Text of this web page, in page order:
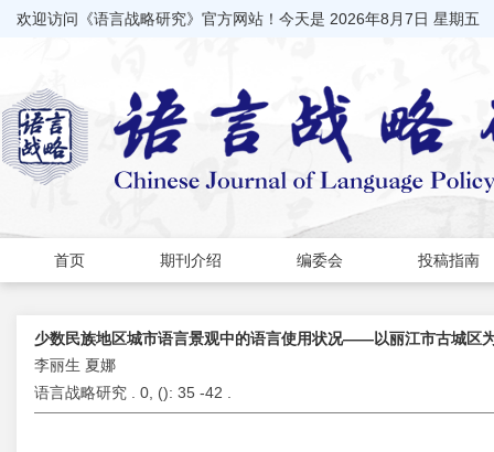
欢迎访问《语言战略研究》官方网站！今天是 2026年8月7日 星期五
首页 期刊介绍 编委会 投稿指南
少数民族地区城市语言景观中的语言使用状况——以丽江市古城区
李丽生 夏娜
语言战略研究 . 0, (): 35 -42 .